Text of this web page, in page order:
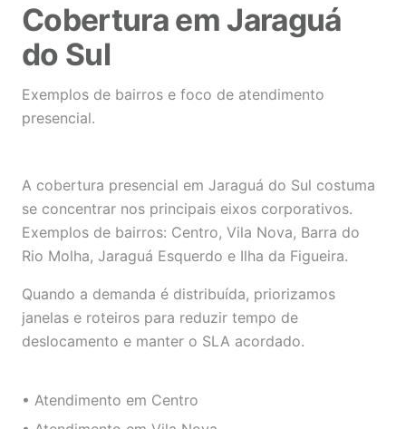
Cobertura em Jaraguá
do Sul
Exemplos de bairros e foco de atendimento
presencial.
A cobertura presencial em Jaraguá do Sul costuma
se concentrar nos principais eixos corporativos.
Exemplos de bairros: Centro, Vila Nova, Barra do
Rio Molha, Jaraguá Esquerdo e Ilha da Figueira.
Quando a demanda é distribuída, priorizamos
janelas e roteiros para reduzir tempo de
deslocamento e manter o SLA acordado.
• Atendimento em Centro